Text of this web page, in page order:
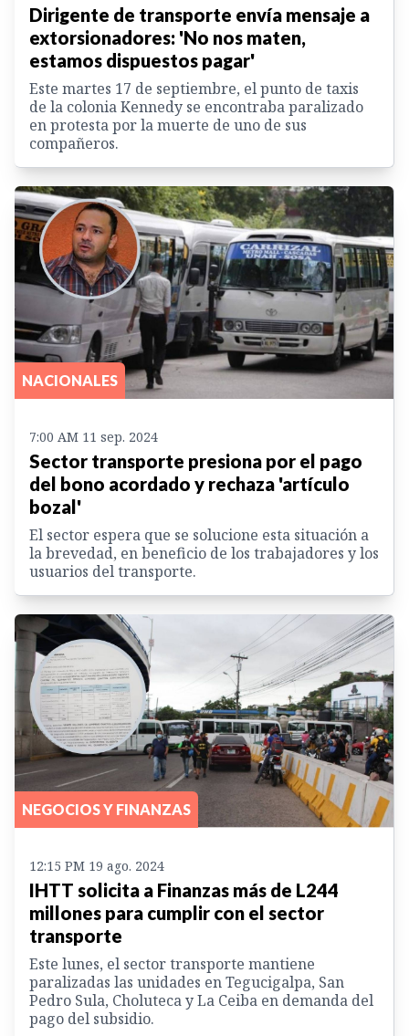
Dirigente de transporte envía mensaje a
extorsionadores: 'No nos maten,
estamos dispuestos pagar'
Este martes 17 de septiembre, el punto de taxis
de la colonia Kennedy se encontraba paralizado
en protesta por la muerte de uno de sus
compañeros.
NACIONALES
7:00 AM 11 sep. 2024
Sector transporte presiona por el pago
del bono acordado y rechaza 'artículo
bozal'
El sector espera que se solucione esta situación a
la brevedad, en beneficio de los trabajadores y los
usuarios del transporte.
NEGOCIOS Y FINANZAS
12:15 PM 19 ago. 2024
IHTT solicita a Finanzas más de L244
millones para cumplir con el sector
transporte
Este lunes, el sector transporte mantiene
paralizadas las unidades en Tegucigalpa, San
Pedro Sula, Choluteca y La Ceiba en demanda del
pago del subsidio.